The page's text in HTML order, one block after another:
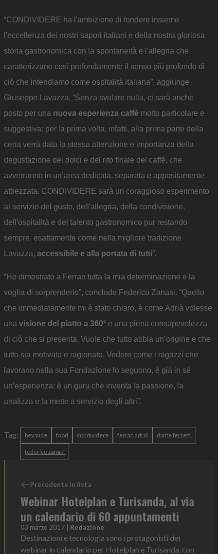
“CONDIVIDERE ha l'ambizione di fondere insieme
l'eccellenza dei nostri sapori italiani e della nostra gloriosa
storia gastronomica con la spontaneità e l'allegria che
caratterizzano così profondamente il senso più profondo di
ciò che intendiamo come ospitalità italiana”, aggiunge
Giuseppe Lavazza. “Senza svelare nulla, ci sarà anche
posto per una nuova esperienza caffè molto particolare e
suggestiva: per la prima volta, infatti, alla prima parte della
cena verrà data la stessa attenzione e importanza della
degustazione dei dolci e del rito finale del caffè, che
avverranno in un’area dedicata, separata e appositamente
attrezzata. CONDIVIDERE sarà un coraggioso esperimento
al servizio del gusto, dell'allegria, della condivisione,
dell'ospitalità e del talento gastronomico pur restando
sempre, esattamente come nella migliore tradizione
Lavazza, accessibile e alla portata di tutti”.
“Ho dimostrato a Ferran tutta la mia determinazione e la
voglia di sorprenderlo”, conclude Federico Zanasi. “Quello
che immediatamente mi è stato chiaro, è come Adrià volesse
una visione del piatto a 360° e una piena consapevolezza
di ciò che si presenta. Vuole che tutto abbia un’origine e che
tutto sia motivato e ragionato. Vedere come i ragazzi che
lavorano nella sua Fondazione lo seguono, è già in sé
un’esperienza: è un guru che inventa la passione, la
analizza e la mette a servizio degli altri”.
Tag: bevande food condividere ferran adrià dante ferretti
federico zanasi
Precedente in lista
Webinar Hotelplan e Turisanda, al via
un calendario di 60 appuntamenti
03 marzo 2017 | Redazione
Destinazioni e tecnologia sono i protagonisti dei
webinar in calendario per Hotelplan e Turisanda, con